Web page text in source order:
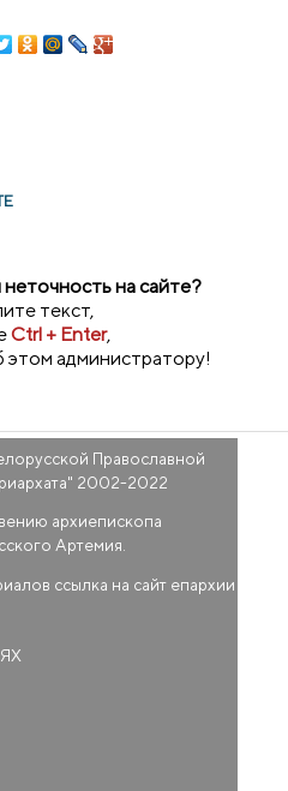
на сайте?
текст,
Ctrl + Enter,
администратору!
Православной
" 2002-2022
архиепископа
Артемия.
ссылка на сайт епархии